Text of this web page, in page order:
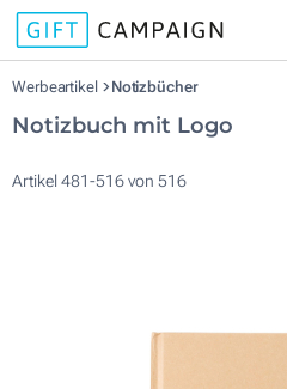
Werbeartikel Notizbücher
Notizbuch mit Logo
Artikel481-516von 516